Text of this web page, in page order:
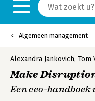
Algemeen management
Alexandra Jankovich, Tom
Make
Een ceo-